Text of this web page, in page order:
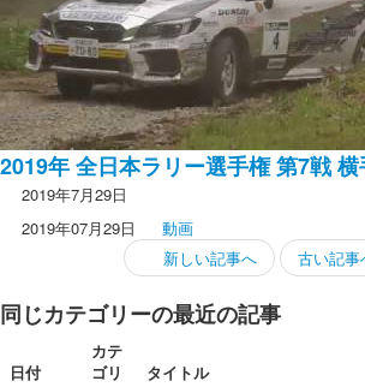
全日本ラリーイベントガイド
ラリー観戦準備５カ条
ガイドブックPDF
全日本ラリーの基礎知識
全日本ラリーの基礎知識
クラス区分
ラリーの流れ
ラリーカーの装備
2019年 全日本ラリー選手権 第7戦 横
2019年7月29日
2019年07月29日
動画
新しい記事へ
古い記事
同じカテゴリーの最近の記事
日付
カテ
ゴリ
タイトル